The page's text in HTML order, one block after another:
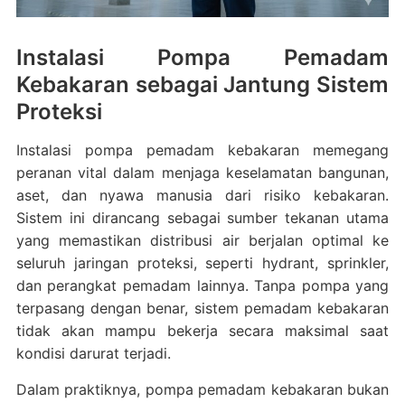
Instalasi Pompa Pemadam
Kebakaran sebagai Jantung Sistem
Proteksi
Instalasi pompa pemadam kebakaran memegang
peranan vital dalam menjaga keselamatan bangunan,
aset, dan nyawa manusia dari risiko kebakaran.
Sistem ini dirancang sebagai sumber tekanan utama
yang memastikan distribusi air berjalan optimal ke
seluruh jaringan proteksi, seperti hydrant, sprinkler,
dan perangkat pemadam lainnya. Tanpa pompa yang
terpasang dengan benar, sistem pemadam kebakaran
tidak akan mampu bekerja secara maksimal saat
kondisi darurat terjadi.
Dalam praktiknya, pompa pemadam kebakaran bukan